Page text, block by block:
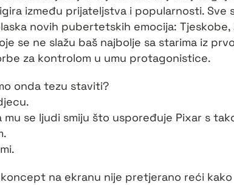
između prijateljstva i popularnosti. Sve
novih pubertetskih emocija: Tjeskobe,
se ne slažu baš najbolje sa starima iz
za kontrolom u umu protagonistice.
onda tezu staviti?
mu se ljudi smiju što uspoređuje Pixar s
na ekranu nije pretjerano reći kako